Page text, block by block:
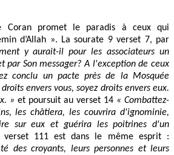
Coran promet le paradis à ceux qui
d’Allah ». La sourate 9 verset 7, par
y aurait-il pour les associateurs un
par Son messager? A l'exception de ceux
conclu un pacte près de la Mosquée
envers vous, soyez droits envers eux.
» et poursuit au verset 14 « Combattez-
les châtiera, les couvrira d'ignominie,
sur eux et guérira les poitrines d'un
111 est dans le même esprit :
des croyants, leurs personnes et leurs